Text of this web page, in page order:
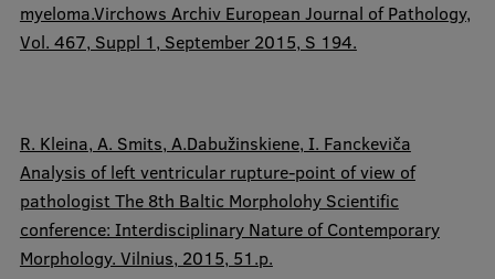
myeloma.Virchows Archiv European Journal of Pathology,
Vol. 467, Suppl 1, September 2015, S 194.
R. Kleina, A. Smits, A.Dabužinskiene, I. Fanckeviča
Analysis of left ventricular rupture-point of view of
pathologist The 8th Baltic Morpholohy Scientific
conference: Interdisciplinary Nature of Contemporary
Morphology. Vilnius, 2015, 51.p.